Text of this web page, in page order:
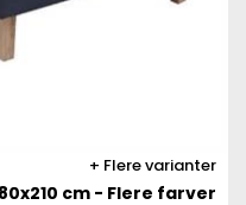
Flere varianter
cm - Flere farver